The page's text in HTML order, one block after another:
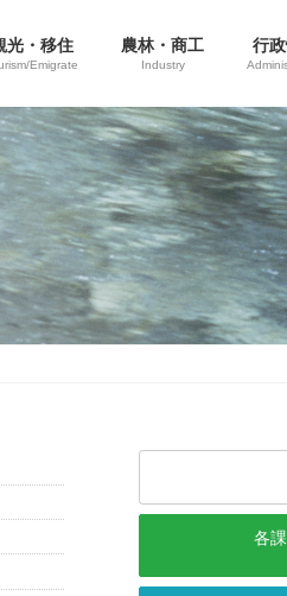
光・移住
Emigrate
農林・商工
Industry
行
各